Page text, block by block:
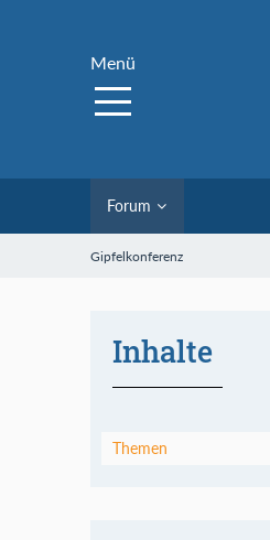
Menü
Forum
Gipfelkonferenz
Inhalte
Themen